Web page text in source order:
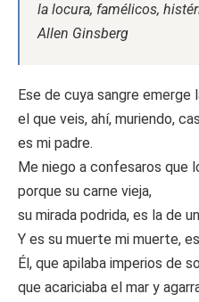
la locura, famélicos,
Allen Ginsberg
Ese de cuya sangre emerge
el que veis, ahí, muriendo,
es mi padre.
Me niego a confesaros que
porque su carne vieja,
su mirada podrida, es la de
Y es su muerte mi muerte,
Él, que apilaba imperios de
que acariciaba el mar y